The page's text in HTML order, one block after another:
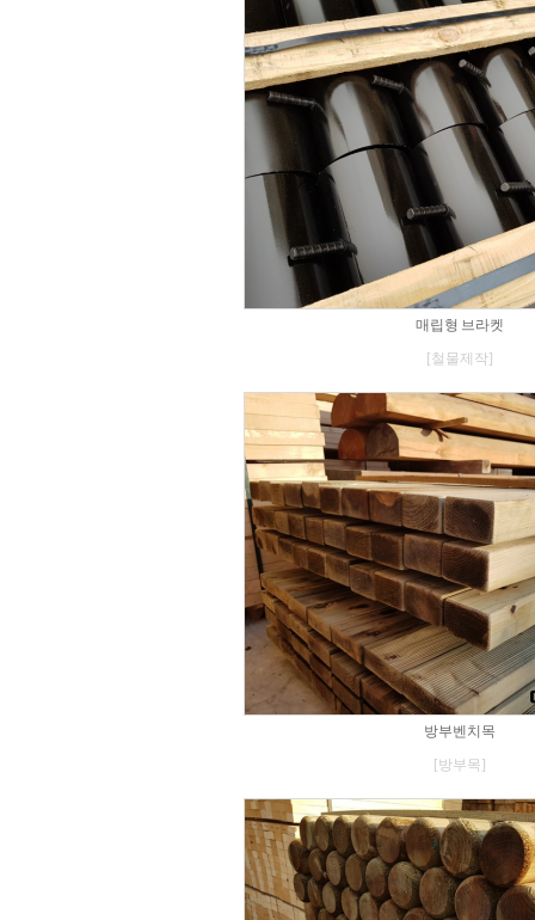
매립형 브라켓
[철물제작]
방부벤치목
[방부목]